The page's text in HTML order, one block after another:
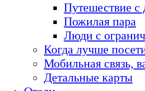
Путешествие с
Пожилая пара
Люди с
Когда лучше
Мобильная связь,
Детальные карты